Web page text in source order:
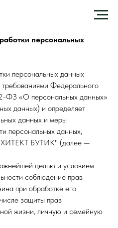
персональных
персональных данных
требованиями Федерального
ФЗ «О персональных данных»
данных) и определяет
данных и меры
персональных данных,
БУТИК" (далее —
целью и условием
соблюдение прав
при обработке его
защиты прав
жизни, личную и семейную